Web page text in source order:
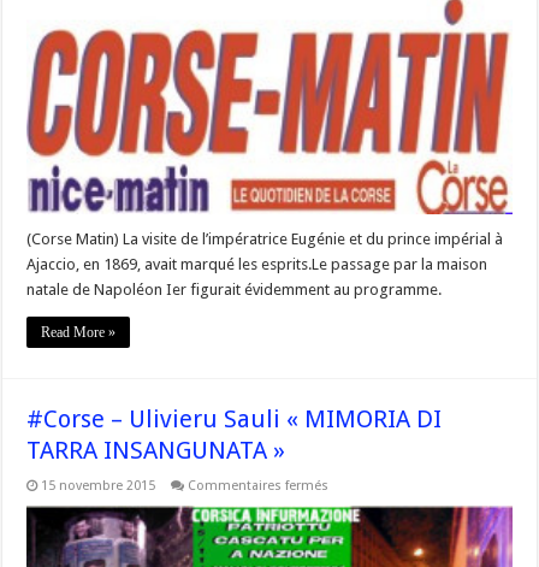
Ce
prince
aussi
impérial
qu’oublié
(Corse Matin) La visite de l’impératrice Eugénie et du prince impérial à
Ajaccio, en 1869, avait marqué les esprits.Le passage par la maison
natale de Napoléon Ier figurait évidemment au programme.
Read More »
#Corse – Ulivieru Sauli « MIMORIA DI
TARRA INSANGUNATA »
15 novembre 2015 Commentaires fermés
–
Ulivieru
Sauli
« MIMORIA